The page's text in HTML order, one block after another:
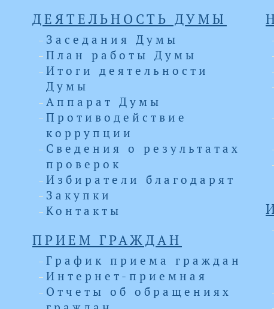
ДЕЯТЕЛЬНОСТЬ ДУМЫ
Заседания Думы
План работы Думы
Итоги деятельности
Думы
Аппарат Думы
Противодействие
коррупции
Сведения о результатах
проверок
Избиратели благодарят
Закупки
Контакты
ПРИЕМ ГРАЖДАН
График приема граждан
Интернет-приемная
Отчеты об обращениях